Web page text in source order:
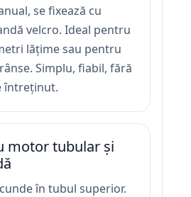
se fixează cu
velcro. Ideal pentru
lățime sau pentru
Simplu, fiabil, fără
întreținut.
motor tubular și
în tubul superior.